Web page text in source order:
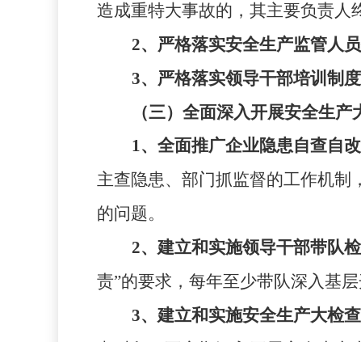
造成重特大事故的，其主要负责人
2、严格落实安全生产监管人
3、严格落实领导干部培训制度
（三）全面深入开展安全生产
1、全面推广企业隐患自查自改
主查隐患、部门抓监督的工作机制
的问题。
2、建立和实施领导干部带队
责”的要求，每年至少带队深入基
3、建立和实施安全生产大检查